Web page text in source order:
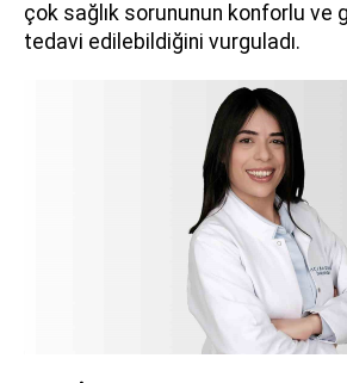
çok sağlık sorununun konforlu ve
tedavi edilebildiğini vurguladı.